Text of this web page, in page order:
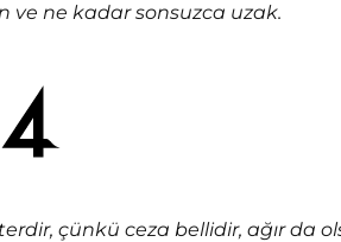
ve ne kadar sonsuzca uzak.
çünkü ceza bellidir, ağır da